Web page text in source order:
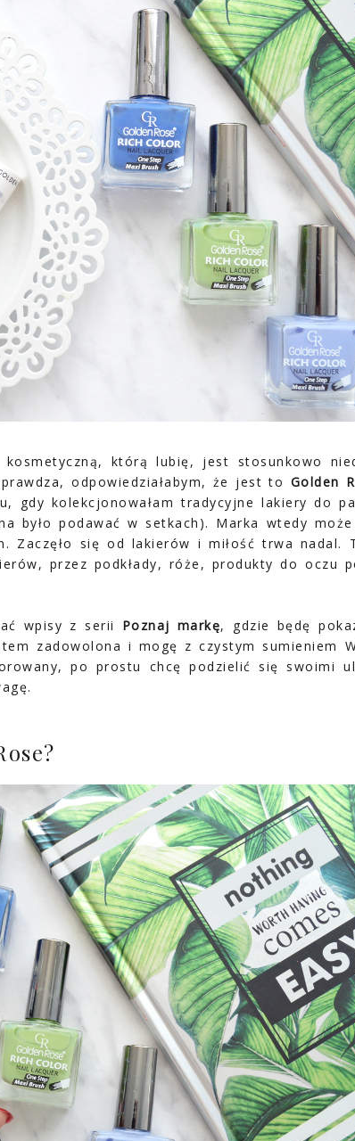
kosmetyczną, którą lubię, jest stosunkowo
odpowiedziałabym, że jest to Golden
gdy kolekcjonowałam tradycyjne lakiery do
było podawać w setkach). Marka wtedy
Zaczęło się od lakierów i miłość trwa nadal.
przez podkłady, róże, produkty do oczu
wpisy z serii Poznaj markę, gdzie będę
zadowolona i mogę z czystym sumieniem
po prostu chcę podzielić się swoimi